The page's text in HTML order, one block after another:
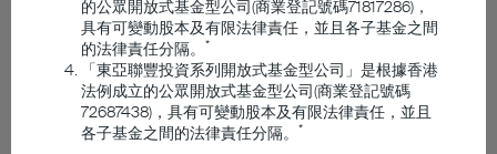
的公眾開放式基金型公司(商業登記號碼71817286)，
具有可變動股本及有限法律責任，並且各子基金之間
的法律責任分隔。
*
「東亞聯豐投資系列開放式基金型公司」是根據香港
法例成立的公眾開放式基金型公司(商業登記號碼
72687438)，具有可變動股本及有限法律責任，並且
各子基金之間的法律責任分隔。
*